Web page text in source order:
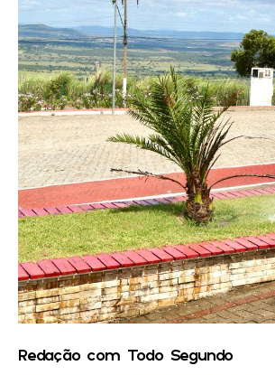
Redação com Todo Segundo